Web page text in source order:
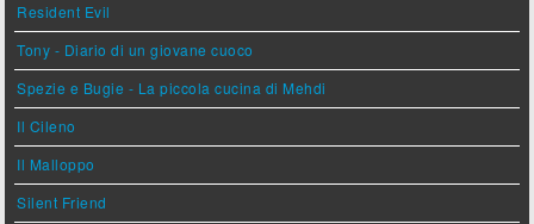
Resident Evil
Tony - Diario di un giovane cuoco
Spezie e Bugie - La piccola cucina di Mehdi
Il Cileno
Il Malloppo
Silent Friend